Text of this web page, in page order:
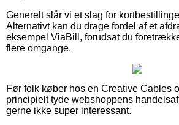
Generelt slår vi et slag for
Alternativt kan du drage fordel af et
eksempel ViaBill, forudsat du
flere omgange.
Før folk køber hos en Creative Cables
principielt tyde webshoppens
gerne ikke super interessant.